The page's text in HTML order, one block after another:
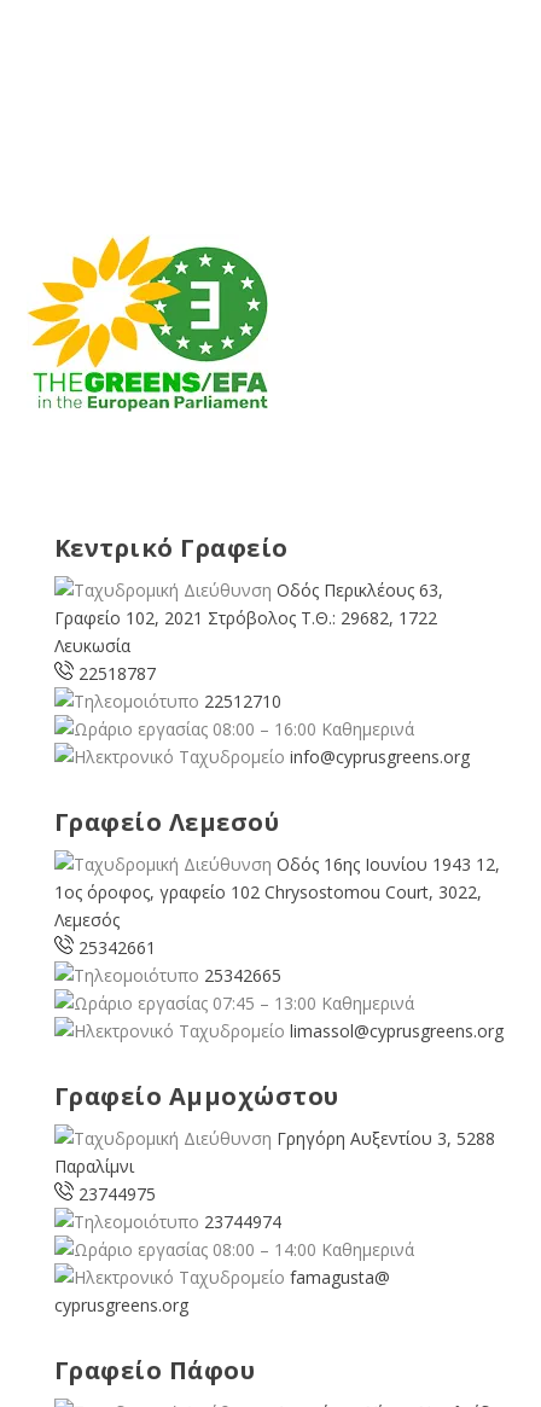
Κεντρικό Γραφείο
Οδός Περικλέους 63,
Γραφείο 102, 2021 Στρόβολος Τ.Θ.: 29682, 1722
Λευκωσία
22518787
22512710
08:00 – 16:00 Καθημερινά
info@cyprusgreens.org
Γραφείο Λεμεσού
Οδός 16ης Ιουνίου 1943 12,
1ος όροφος, γραφείο 102 Chrysostomou Court, 3022,
Λεμεσός
25342661
25342665
07:45 – 13:00 Καθημερινά
limassol@cyprusgreens.org
Γραφείο Αμμοχώστου
Γρηγόρη Αυξεντίου 3, 5288
Παραλίμνι
23744975
23744974
08:00 – 14:00 Καθημερινά
famagusta@
cyprusgreens.org
Γραφείο Πάφου